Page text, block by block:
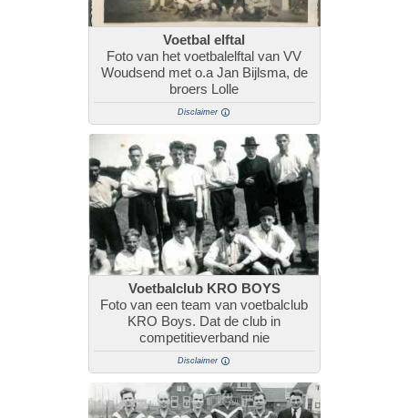
Voetbal elftal
Foto van het voetbalelftal van VV
Woudsend met o.a Jan Bijlsma, de
broers Lolle
Disclaimer
Voetbalclub KRO BOYS
Foto van een team van voetbalclub
KRO Boys. Dat de club in
competitieverband nie
Disclaimer